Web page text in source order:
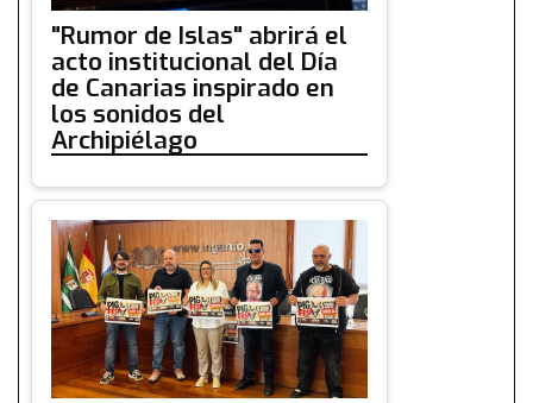
"Rumor de Islas" abrirá el
acto institucional del Día
de Canarias inspirado en
los sonidos del
Archipiélago